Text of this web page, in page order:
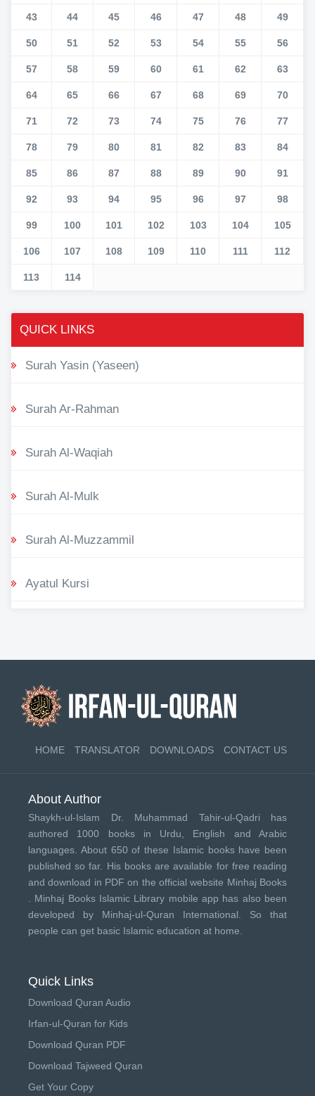
43 44 45 46 47 48 49
50 51 52 53 54 55 56
57 58 59 60 61 62 63
64 65 66 67 68 69 70
71 72 73 74 75 76 77
78 79 80 81 82 83 84
85 86 87 88 89 90 91
92 93 94 95 96 97 98
99 100 101 102 103 104 105
106 107 108 109 110 111 112
113 114
QUICK LINKS
Surah Yasin (Yaseen)
Surah Ar-Rahman
Surah Al-Waqiah
Surah Al-Mulk
Surah Al-Muzzammil
Ayatul Kursi
HOME TRANSLATOR DOWNLOADS CONTACT US
About Author
Shaykh-ul-Islam Dr. Muhammad Tahir-ul-Qadri has
authored 1000 books in Urdu, English and Arabic
languages. About 650 of these Islamic books have been
published so far. His books are available for free reading
and download in PDF on the official website Minhaj Books
Minhaj Books Islamic Library mobile app has also been
developed by Minhaj-ul-Quran International . So that
people can get basic Islamic education at home.
Quick Links
Download Quran Audio
Irfan-ul-Quran for Kids
Download Quran PDF
Download Tajweed Quran
Get Your Copy